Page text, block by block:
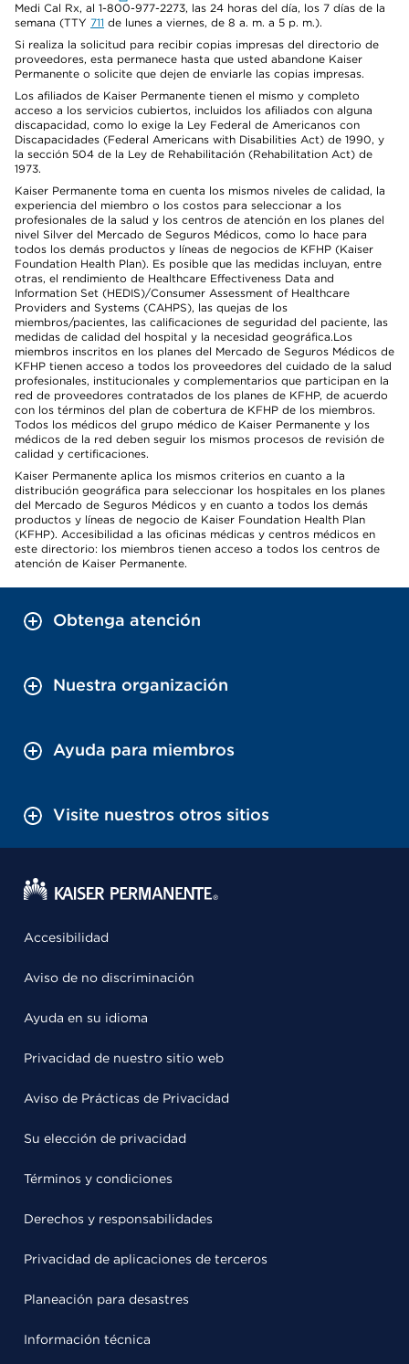
Medi Cal Rx, al 1-800-977-2273, las 24 horas del día, los 7 días de la
semana (TTY 711 de lunes a viernes, de 8 a. m. a 5 p. m.).
Si realiza la solicitud para recibir copias impresas del directorio de
proveedores, esta permanece hasta que usted abandone Kaiser
Permanente o solicite que dejen de enviarle las copias impresas.
Los afiliados de Kaiser Permanente tienen el mismo y completo
acceso a los servicios cubiertos, incluidos los afiliados con alguna
discapacidad, como lo exige la Ley Federal de Americanos con
Discapacidades (Federal Americans with Disabilities Act) de 1990, y
la sección 504 de la Ley de Rehabilitación (Rehabilitation Act) de
1973.
Kaiser Permanente toma en cuenta los mismos niveles de calidad, la
experiencia del miembro o los costos para seleccionar a los
profesionales de la salud y los centros de atención en los planes del
nivel Silver del Mercado de Seguros Médicos, como lo hace para
todos los demás productos y líneas de negocios de KFHP (Kaiser
Foundation Health Plan). Es posible que las medidas incluyan, entre
otras, el rendimiento de Healthcare Effectiveness Data and
Information Set (HEDIS)/Consumer Assessment of Healthcare
Providers and Systems (CAHPS), las quejas de los
miembros/pacientes, las calificaciones de seguridad del paciente, las
medidas de calidad del hospital y la necesidad geográfica.Los
miembros inscritos en los planes del Mercado de Seguros Médicos de
KFHP tienen acceso a todos los proveedores del cuidado de la salud
profesionales, institucionales y complementarios que participan en la
red de proveedores contratados de los planes de KFHP, de acuerdo
con los términos del plan de cobertura de KFHP de los miembros.
Todos los médicos del grupo médico de Kaiser Permanente y los
médicos de la red deben seguir los mismos procesos de revisión de
calidad y certificaciones.
Kaiser Permanente aplica los mismos criterios en cuanto a la
distribución geográfica para seleccionar los hospitales en los planes
del Mercado de Seguros Médicos y en cuanto a todos los demás
productos y líneas de negocio de Kaiser Foundation Health Plan
(KFHP). Accesibilidad a las oficinas médicas y centros médicos en
este directorio: los miembros tienen acceso a todos los centros de
atención de Kaiser Permanente.
Obtenga atención
Nuestra organización
Ayuda para miembros
Visite nuestros otros sitios
Accesibilidad
Aviso de no discriminación
Ayuda en su idioma
Privacidad de nuestro sitio web
Aviso de Prácticas de Privacidad
Su elección de privacidad
Términos y condiciones
Derechos y responsabilidades
Privacidad de aplicaciones de terceros
Planeación para desastres
Información técnica